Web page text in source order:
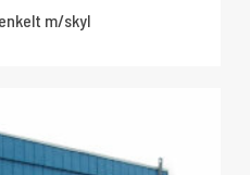
m/skyl